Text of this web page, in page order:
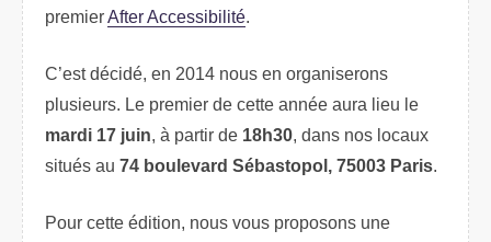
premierAfter Accessibilité.
C’est décidé, en 2014 nous en organiserons
plusieurs. Le premier de cette année aura lieu le
mardi 17 juin, à partir de 18h30, dans nos locaux
situés au 74 boulevard Sébastopol, 75003 Paris.
Pour cette édition, nous vous proposons une